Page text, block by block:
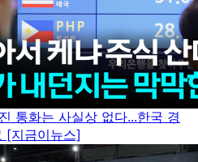
통화는 사실상 없다...한국 경
[지금이뉴스]